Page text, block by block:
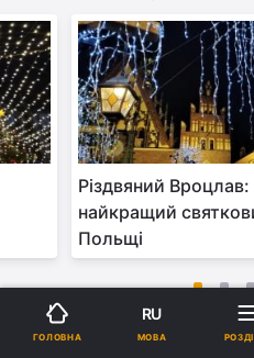
Різдвяний Вроцлав:
найкращий
Польщі
Як міста України цього
ГОЛОВНА
RU
МОВА